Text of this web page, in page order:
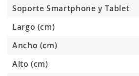
Soporte Smartphone y Tablet
Largo (cm)
Ancho (cm)
Alto (cm)